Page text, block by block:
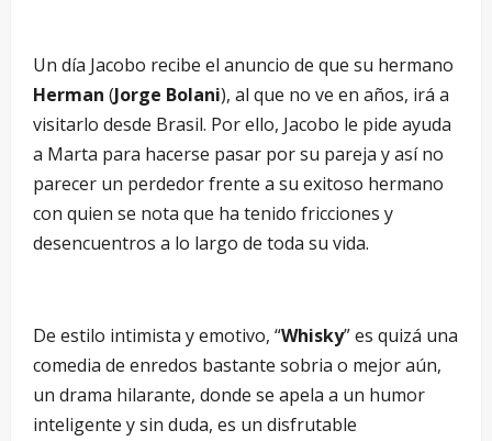
Un día Jacobo recibe el anuncio de que su hermano
Herman (Jorge Bolani), al que no ve en años, irá a
visitarlo desde Brasil. Por ello, Jacobo le pide ayuda
a Marta para hacerse pasar por su pareja y así no
parecer un perdedor frente a su exitoso hermano
con quien se nota que ha tenido fricciones y
desencuentros a lo largo de toda su vida.
De estilo intimista y emotivo, “Whisky” es quizá una
comedia de enredos bastante sobria o mejor aún,
un drama hilarante, donde se apela a un humor
inteligente y sin duda, es un disfrutable